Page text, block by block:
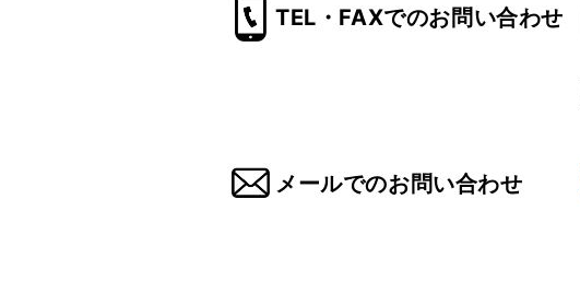
TEL・FAXでのお問い合わせ
メールでのお問い合わせ